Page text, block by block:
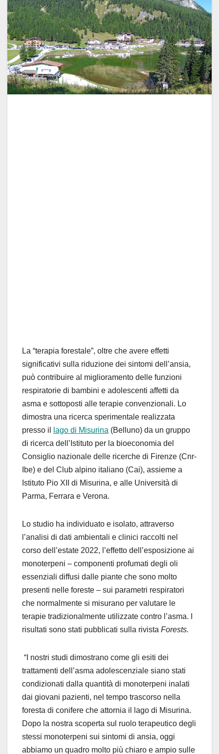
La “terapia forestale”, oltre che avere effetti
significativi sulla riduzione dei sintomi dell’ansia,
può contribuire al miglioramento delle funzioni
respiratorie di bambini e adolescenti affetti da
asma e sottoposti alle terapie convenzionali. Lo
dimostra una ricerca sperimentale realizzata
presso il
lago di Misurina (Belluno) da un gruppo
di ricerca dell’Istituto per la bioeconomia del
Consiglio nazionale delle ricerche di Firenze (Cnr-
Ibe) e del Club alpino italiano (Cai), assieme a
Istituto Pio XII di Misurina, e alle Università di
Parma, Ferrara e Verona.
Lo studio ha individuato e isolato, attraverso
l’analisi di dati ambientali e clinici raccolti nel
corso dell’estate 2022, l’effetto dell’esposizione ai
monoterpeni – componenti profumati degli oli
essenziali diffusi dalle piante che sono molto
presenti nelle foreste – sui parametri respiratori
che normalmente si misurano per valutare le
terapie tradizionalmente utilizzate contro l’asma. I
risultati sono stati pubblicati sulla rivista Forests.
“I nostri studi dimostrano come gli esiti dei
trattamenti dell’asma adolescenziale siano stati
condizionati dalla quantità di monoterpeni inalati
dai giovani pazienti, nel tempo trascorso nella
foresta di conifere che attornia il lago di Misurina.
Dopo la nostra scoperta sul ruolo terapeutico degli
stessi monoterpeni sui sintomi di ansia, oggi
abbiamo un quadro molto più chiaro e ampio sulle